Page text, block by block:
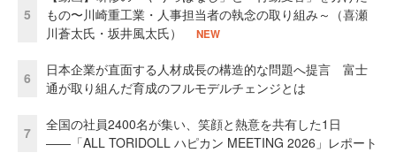
5
もの〜川崎重工業・人事担当者の執念の取り組み～（喜瀬
川蒼太氏・坂井風太氏）
NEW
6
日本企業が直面する人材成長の構造的な問題へ提言 富士
通が取り組んだ育成のフルモデルチェンジとは
7
全国の社員2400名が集い、笑顔と熱意を共有した1日
――「ALL TORIDOLL ハピカン MEETING 2026」レポート